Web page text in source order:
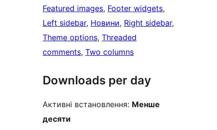
Featured images, Footer widgets
Left sidebar, Новини, Right sidebar
Theme options, Threaded
comments, Two columns
Downloads per day
Активні встановлення: Менше
десяти